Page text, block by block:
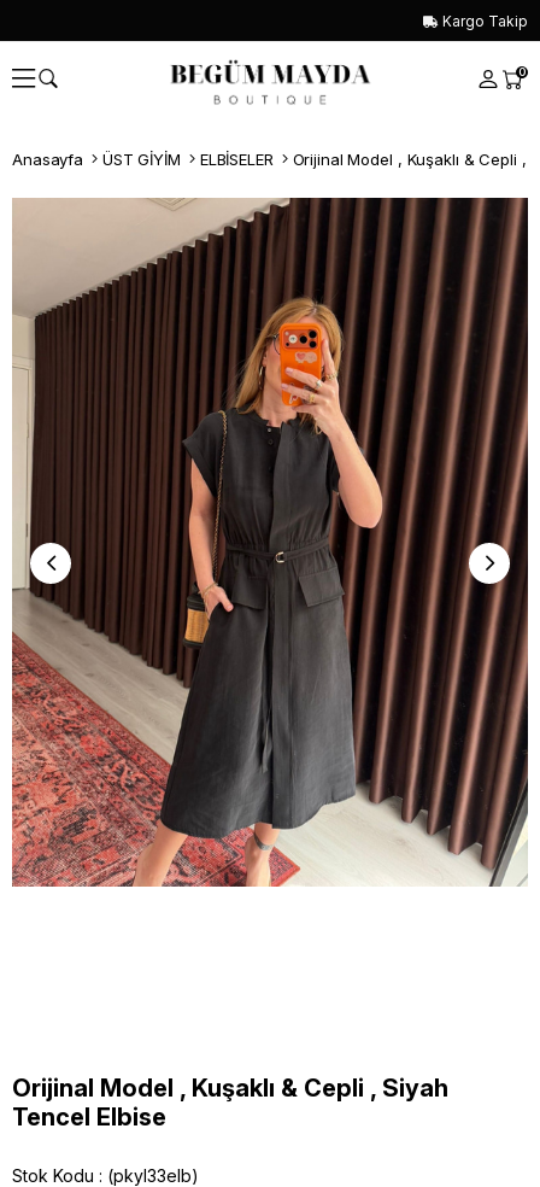
Kargo Takip
0
Anasayfa ÜST GİYİM ELBİSELER Orijinal Model , Kuşaklı & Cepli ,
Whatsapp İle Sipariş ver
Orijinal Model , Kuşaklı & Cepli , Siyah
Tencel Elbise
Stok Kodu (pkyl33elb)